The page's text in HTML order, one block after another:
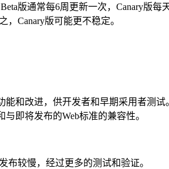
版通常每6周更新一次，Canary版每
，Canary版可能更不稳定。
能和改进，供开发者和早期采用者测试
即将发布的Web标准的兼容性。
布较慢，经过更多的测试和验证。